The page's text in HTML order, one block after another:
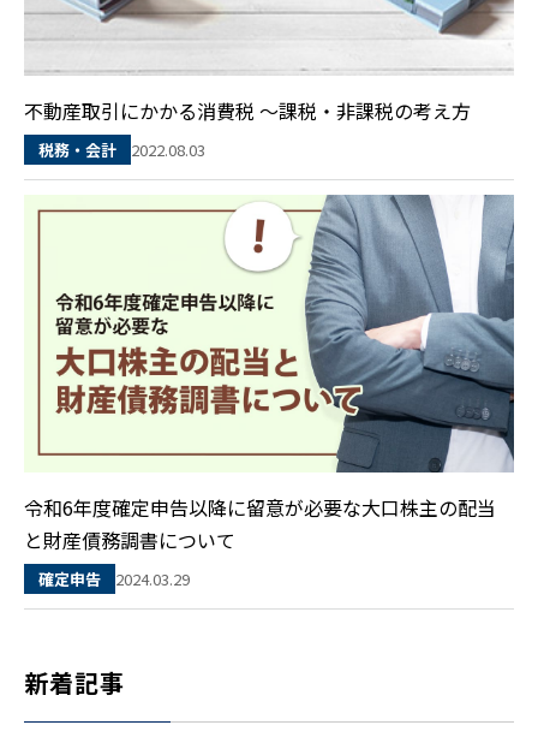
不動産取引にかかる消費税 ～課税・非課税の考え方
税務・会計 2022.08.03
令和6年度確定申告以降に留意が必要な大口株主の配当
と財産債務調書について
確定申告 2024.03.29
新着記事